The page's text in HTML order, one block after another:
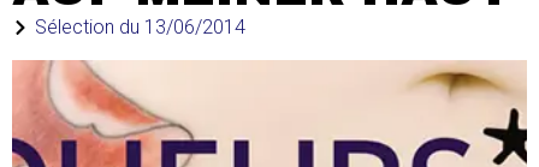
Sélection du 13/06/2014